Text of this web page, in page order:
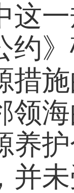
这
约
措
领
养
并